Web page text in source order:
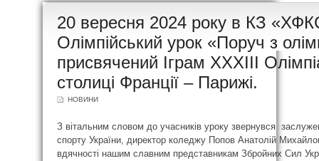
20
20 вересня 2024 року в КЗ
Олімпійський урок «Поруч з
присвячений Іграм XXXІІІ
столиці Франції – Парижі.
НОВИНИ
З вітальним словом до учасників уроку звернувся
спорту України, директор коледжу Попов Анатолій
вдячності нашим славним представникам Збройних Сил